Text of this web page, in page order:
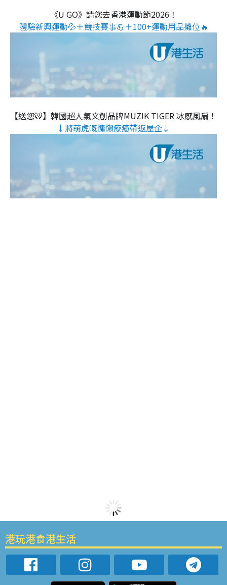
《U GO》請您去香港運動節2026！
體驗新興運動💦＋競技賽事💪＋100+運動用品攤位🔥
【送您🐯】韓國超人氣文創品牌MUZIK TIGER 冰感風扇！
↓將萌虎嘅慵懶療癒帶返屋企↓
港玩港食港生活